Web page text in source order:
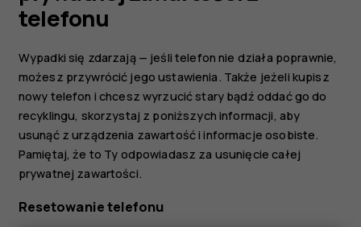
7
Plus
telefonu
Wypadki się zdarzają — jeśli telefon nie działa poprawnie,
możesz przywrócić jego ustawienia. Także jeżeli kupisz
nowy telefon i chcesz wyrzucić stary bądź oddać go do
recyklingu, skorzystaj z poniższych informacji, aby
usunąć z urządzenia zawartość i informacje osobiste.
Pamiętaj, że to Ty odpowiadasz za usunięcie całej
prywatnej zawartości.
Resetowanie telefonu